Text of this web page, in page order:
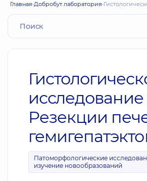
Главная Добробут лаборатория Гистологическое
Резекции
Патоморфологические
изучение новообразований